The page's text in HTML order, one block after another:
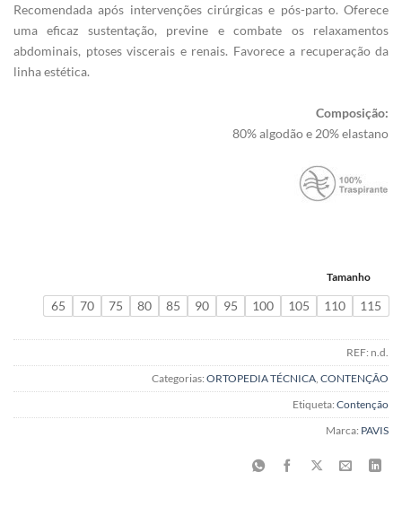
Recomendada após intervenções cirúrgicas e pós-parto. Oferece
uma eficaz sustentação, previne e combate os relaxamentos
abdominais, ptoses viscerais e renais. Favorece a recuperação da
linha estética.
Composição:
80% algodão e 20% elastano
Tamanho
65 70 75 80 85 90 95 100 105 110 115
REF: n.d.
Categorias: ORTOPEDIA TÉCNICA CONTENÇÃO
Etiqueta: Contenção
Marca: PAVIS